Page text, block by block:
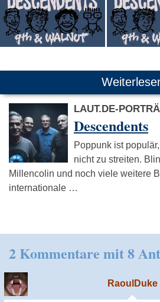
LAUT.DE-
Descendents
Poppunk ist
nicht zu streiten.
Millencolin und noch viele weitere
internationale …
2 Kommentare mit 8
RaoulDuke